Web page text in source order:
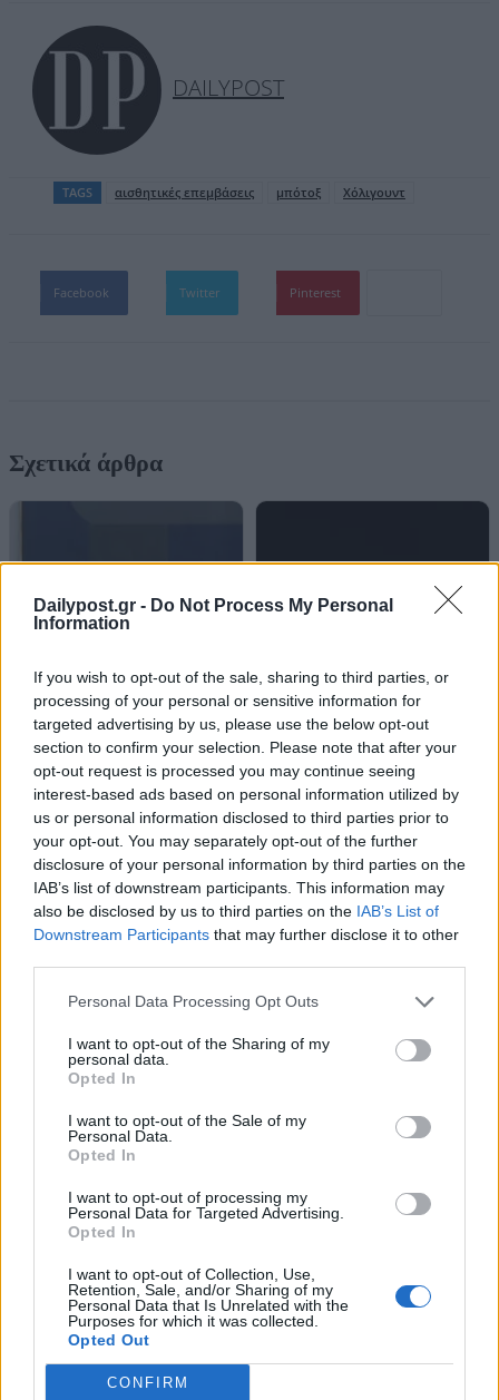
Dailypost.gr - Do Not Process My Personal
Information
If you wish to opt-out of the sale, sharing to third parties, or
processing of your personal or sensitive information for
targeted advertising by us, please use the below opt-out
section to confirm your selection. Please note that after your
opt-out request is processed you may continue seeing
interest-based ads based on personal information utilized by
us or personal information disclosed to third parties prior to
your opt-out. You may separately opt-out of the further
disclosure of your personal information by third parties on the
IAB’s list of downstream participants. This information may
also be disclosed by us to third parties on the IAB’s List of
Downstream Participants that may further disclose it to other
Personal Data Processing Opt Outs
I want to opt-out of the Sharing of my
personal data.
Opted In
I want to opt-out of the Sale of my
Personal Data.
Opted In
I want to opt-out of processing my
Personal Data for Targeted Advertising.
Opted In
I want to opt-out of Collection, Use,
Retention, Sale, and/or Sharing of my
Personal Data that Is Unrelated with the
Purposes for which it was collected.
Opted Out
CONFIRM
DAILYPOST
TAGS αισθητικές επεμβάσεις μπότοξ Χόλιγουντ
Facebook Twitter Pinterest
Σχετικά άρθρα
Μητσοτάκης: «Υπάρχουν στιγμές
που η φύση ξεπερνά κάθε
ανθρώπινο σχεδιασμό - Άμεσα η
Το Netflix παραδέχεται την
αλήθεια: Η τεχνητή νοημοσύνη